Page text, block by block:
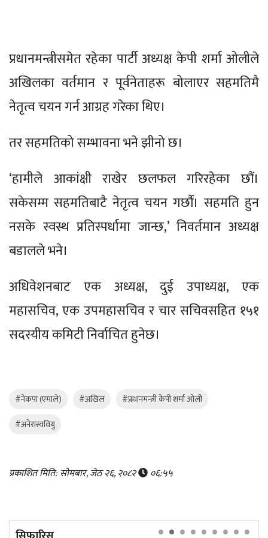
प्रधानमन्त्रीसमेत रहेका पार्टी अध्यक्ष केपी शर्मा ओलीले
अखिलका वर्तमान र पूर्वनेताहरू बोलाएर सहमतिमै
नेतृत्व चयन गर्न आग्रह गरेका थिए।
तर सहमतिको सम्भावना भने झीनो छ।
‘हामीले आकांक्षी राखेर छलफल गरिरहेका छौं।
सकेसम्म सहमतिबाटै नेतृत्व चयन गर्छौं। सहमति हुन
नसके स्वस्थ प्रतिस्पर्धामा जान्छ,’ निवर्तमान अध्यक्ष
बडालले भने।
अधिवेशनबाट एक अध्यक्ष, दुई उपाध्यक्ष, एक
महासचिव, एक उपमहासचिव र चार सचिवसहित १५१
सदस्यीय कमिटी निर्वाचित हुनेछ।
#नेकपा (एमाले) #अखिल
#प्रधानमन्त्री केपी शर्मा ओली
#अनेरास्ववियु
प्रकाशित मिति: सोमबार, जेठ २६, २०८२ ०६:५५